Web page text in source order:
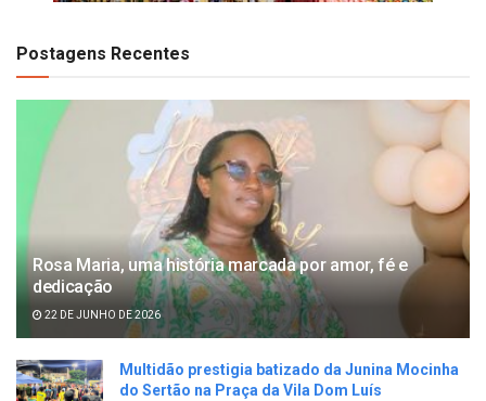
Postagens Recentes
Rosa Maria, uma história marcada por amor, fé e
dedicação
22 DE JUNHO DE 2026
Multidão prestigia batizado da Junina Mocinha
do Sertão na Praça da Vila Dom Luís